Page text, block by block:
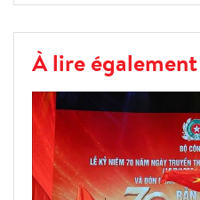
À lire également